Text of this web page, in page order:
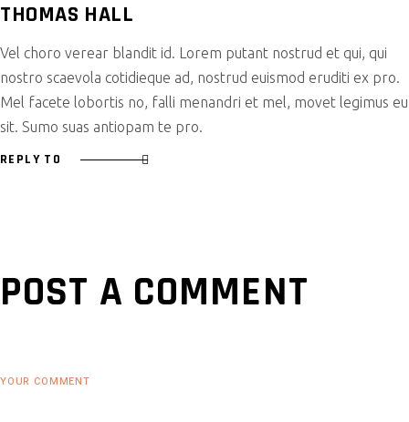
THOMAS HALL
Vel choro verear blandit id. Lorem putant nostrud et qui, qui
nostro scaevola cotidieque ad, nostrud euismod eruditi ex pro.
Mel facete lobortis no, falli menandri et mel, movet legimus eu
sit. Sumo suas antiopam te pro.
REPLY TO
POST A COMMENT
YOUR COMMENT